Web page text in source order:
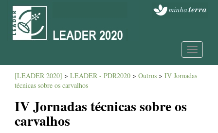
Toggle
[LEADER 2020] > LEADER - PDR2020 > Outros > IV Jornadas
técnicas sobre os carvalhos
IV Jornadas técnicas sobre os
carvalhos